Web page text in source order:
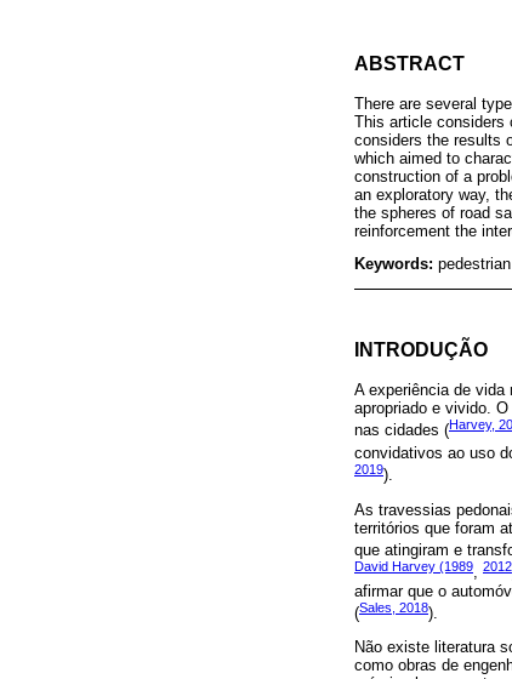
ABSTRACT
There are several
This article considers
considers the results
which aimed to
construction of a
an exploratory way,
the spheres of road
reinforcement the
Keywords:
INTRODUÇÃO
A experiência de
apropriado e vivido.
nas cidades (Harvey,
convidativos ao uso
2019).
As travessias
territórios que foram
que atingiram e
David Harvey (1989, 2012
afirmar que o
(Sales, 2018).
Não existe literatura
como obras de